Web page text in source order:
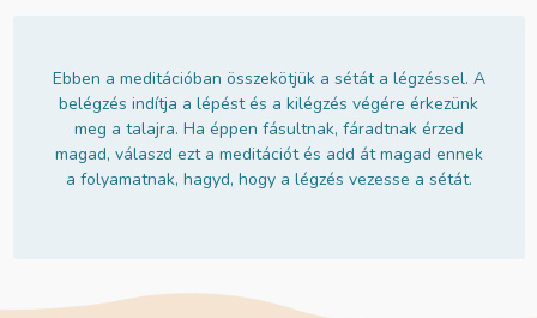
Ebben a meditációban összekötjük a sétát a légzéssel. A
belégzés indítja a lépést és a kilégzés végére érkezünk
meg a talajra. Ha éppen fásultnak, fáradtnak érzed
magad, válaszd ezt a meditációt és add át magad ennek
a folyamatnak, hagyd, hogy a légzés vezesse a sétát.